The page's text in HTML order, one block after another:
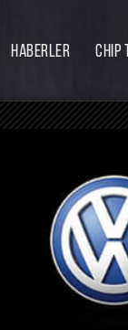
HABERLER CHIP